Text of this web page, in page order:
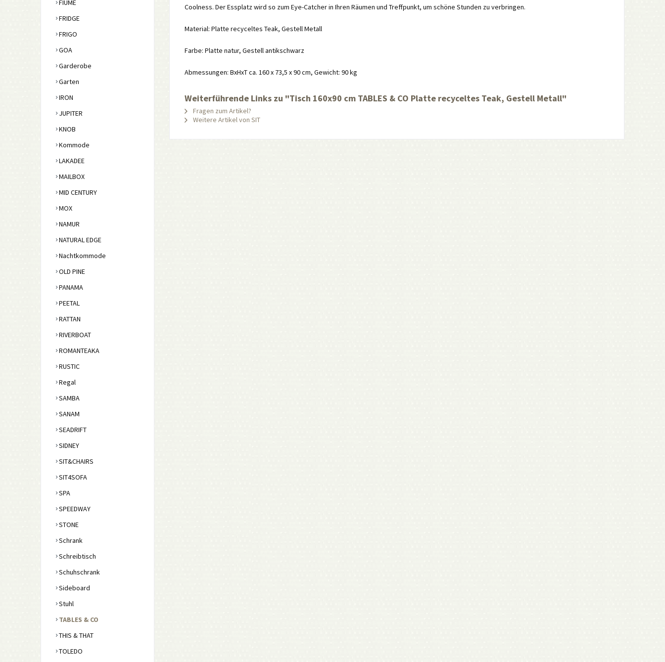
FIUME
FRIDGE
FRIGO
GOA
Garderobe
Garten
IRON
JUPITER
KNOB
Kommode
LAKADEE
MAILBOX
MID CENTURY
MOX
NAMUR
NATURAL EDGE
Nachtkommode
OLD PINE
PANAMA
PEETAL
RATTAN
RIVERBOAT
ROMANTEAKA
RUSTIC
Regal
SAMBA
SANAM
SEADRIFT
SIDNEY
SIT&CHAIRS
SIT4SOFA
SPA
SPEEDWAY
STONE
Schrank
Schreibtisch
Schuhschrank
Sideboard
Stuhl
TABLES & CO
THIS & THAT
TOLEDO
Coolness. Der Essplatz wird so zum Eye-Catcher in Ihren Räumen und Treffpunkt, um schöne Stunden zu verbringen.
Material: Platte recyceltes Teak, Gestell Metall
Farbe: Platte natur, Gestell antikschwarz
Abmessungen: BxHxT ca. 160 x 73,5 x 90 cm, Gewicht: 90 kg
Weiterführende Links zu "Tisch 160x90 cm TABLES & CO Platte recyceltes Teak, Gestell Metall"
Fragen zum Artikel?
Weitere Artikel von SIT